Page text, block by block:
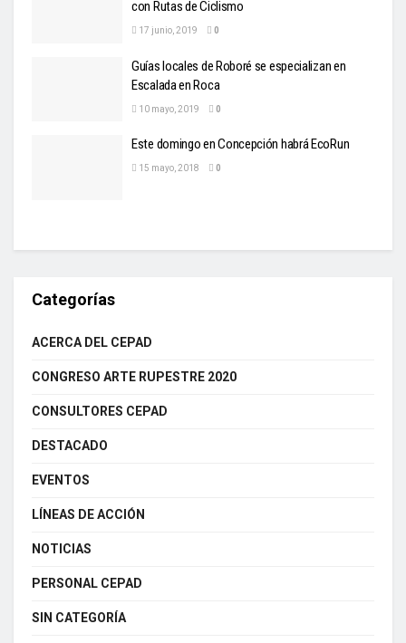
con Rutas de Ciclismo
17 junio, 2019 0
Guías locales de Roboré se especializan en
Escalada en Roca
10 mayo, 2019 0
Este domingo en Concepción habrá EcoRun
15 mayo, 2018 0
Categorías
ACERCA DEL CEPAD
CONGRESO ARTE RUPESTRE 2020
CONSULTORES CEPAD
DESTACADO
EVENTOS
LÍNEAS DE ACCIÓN
NOTICIAS
PERSONAL CEPAD
SIN CATEGORÍA